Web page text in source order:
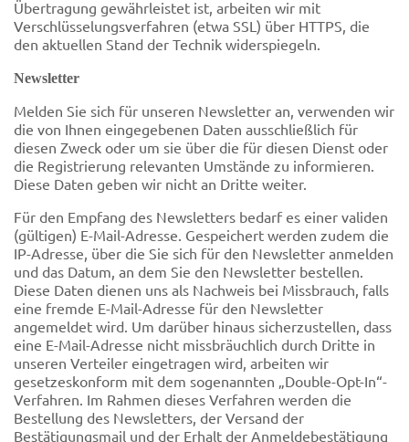
Übertragung gewährleistet ist, arbeiten wir mit
Verschlüsselungsverfahren (etwa SSL) über HTTPS, die
den aktuellen Stand der Technik widerspiegeln.
Newsletter
Melden Sie sich für unseren Newsletter an, verwenden wir
die von Ihnen eingegebenen Daten ausschließlich für
diesen Zweck oder um sie über die für diesen Dienst oder
die Registrierung relevanten Umstände zu informieren.
Diese Daten geben wir nicht an Dritte weiter.
Für den Empfang des Newsletters bedarf es einer validen
(gültigen) E-Mail-Adresse. Gespeichert werden zudem die
IP-Adresse, über die Sie sich für den Newsletter anmelden
und das Datum, an dem Sie den Newsletter bestellen.
Diese Daten dienen uns als Nachweis bei Missbrauch, falls
eine fremde E-Mail-Adresse für den Newsletter
angemeldet wird. Um darüber hinaus sicherzustellen, dass
eine E-Mail-Adresse nicht missbräuchlich durch Dritte in
unseren Verteiler eingetragen wird, arbeiten wir
gesetzeskonform mit dem sogenannten „Double-Opt-In“-
Verfahren. Im Rahmen dieses Verfahren werden die
Bestellung des Newsletters, der Versand der
Bestätigungsmail und der Erhalt der Anmeldebestätigung